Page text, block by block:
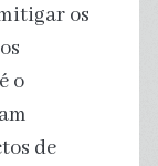
os
o
de